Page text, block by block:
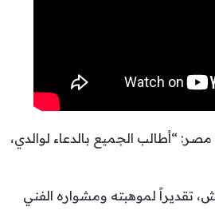
وتابعت خلال تصريحات لبرنامج “يحدث في مصر” الذي يقدمه الإعلامي شريف عامر على قناة mbc مصر: “أطالب الجميع بالدعاء لوالدي،
تقديراً لموهبته ومشواره الفني